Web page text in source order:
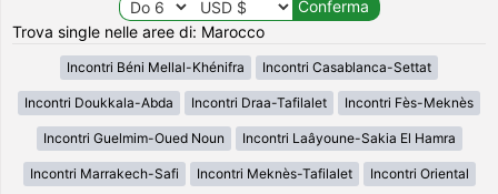
Trova single nelle aree di: Marocco
Incontri Béni Mellal-Khénifra Incontri Casablanca-Settat
Incontri Doukkala-Abda Incontri Draa-Tafilalet Incontri Fès-Meknès
Incontri Guelmim-Oued Noun Incontri Laâyoune-Sakia El Hamra
Incontri Marrakech-Safi Incontri Meknès-Tafilalet Incontri Oriental